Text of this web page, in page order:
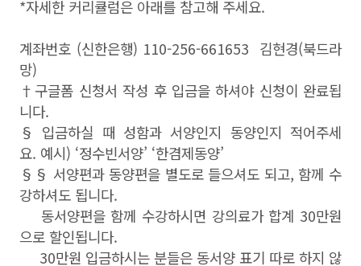
*자세한 커리큘럼은 아래를 참고해 주세요.
계좌번호 (신한은행) 110-256-661653 김현경(북드라
망)
†구글폼 신청서 작성 후 입금을 하셔야 신청이 완료됩
니다.
§ 입금하실 때 성함과 서양인지 동양인지 적어주세
요. 예시) ‘정수빈서양’ ‘한겸제동양’
§§ 서양편과 동양편을 별도로 들으셔도 되고, 함께 수
강하셔도 됩니다.
동서양편을 함께 수강하시면 강의료가 합계 30만원
으로 할인됩니다.
30만원 입금하시는 분들은 동서양 표기 따로 하지 않